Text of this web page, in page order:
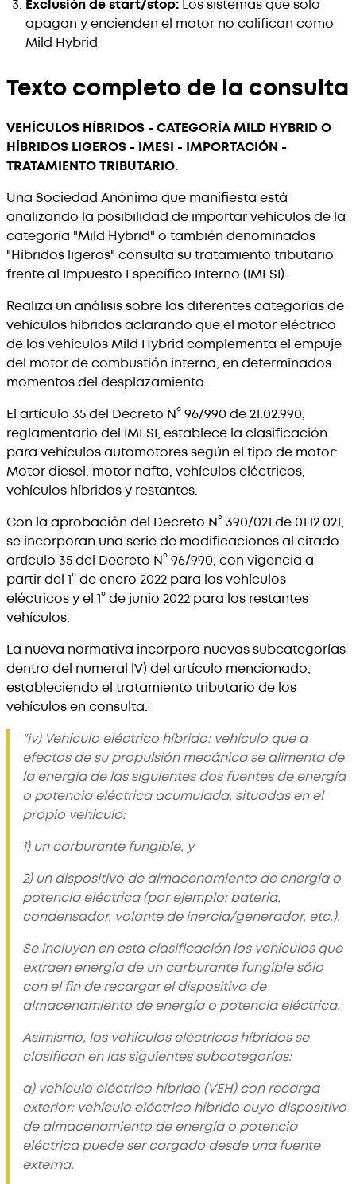
Exclusión de start/stop: Los sistemas que solo
apagan y encienden el motor no califican como
Mild Hybrid
Texto completo de la consulta
VEHÍCULOS HÍBRIDOS - CATEGORÍA MILD HYBRID O
HÍBRIDOS LIGEROS - IMESI - IMPORTACIÓN -
TRATAMIENTO TRIBUTARIO.
Una Sociedad Anónima que manifiesta está
analizando la posibilidad de importar vehículos de la
categoría "Mild Hybrid" o también denominados
"Híbridos ligeros" consulta su tratamiento tributario
frente al Impuesto Específico Interno (IMESI).
Realiza un análisis sobre las diferentes categorías de
vehículos híbridos aclarando que el motor eléctrico
de los vehículos Mild Hybrid complementa el empuje
del motor de combustión interna, en determinados
momentos del desplazamiento.
El artículo 35 del Decreto N° 96/990 de 21.02.990,
reglamentario del IMESI, establece la clasificación
para vehículos automotores según el tipo de motor:
Motor diesel, motor nafta, vehículos eléctricos,
vehículos híbridos y restantes.
Con la aprobación del Decreto N° 390/021 de 01.12.021,
se incorporan una serie de modificaciones al citado
artículo 35 del Decreto N° 96/990, con vigencia a
partir del 1° de enero 2022 para los vehículos
eléctricos y el 1° de junio 2022 para los restantes
vehículos.
La nueva normativa incorpora nuevas subcategorías
dentro del numeral lV) del artículo mencionado,
estableciendo el tratamiento tributario de los
vehículos en consulta:
"iv) Vehículo eléctrico híbrido: vehículo que a
efectos de su propulsión mecánica se alimenta de
la energía de las siguientes dos fuentes de energía
o potencia eléctrica acumulada, situadas en el
propio vehículo:
1) un carburante fungible, y
2) un dispositivo de almacenamiento de energía o
potencia eléctrica (por ejemplo: batería,
condensador, volante de inercia/generador, etc.).
Se incluyen en esta clasificación los vehículos que
extraen energía de un carburante fungible sólo
con el fin de recargar el dispositivo de
almacenamiento de energía o potencia eléctrica.
Asimismo, los vehículos eléctricos híbridos se
clasifican en las siguientes subcategorías:
a) vehículo eléctrico híbrido (VEH) con recarga
exterior: vehículo eléctrico híbrido cuyo dispositivo
de almacenamiento de energía o potencia
eléctrica puede ser cargado desde una fuente
externa.